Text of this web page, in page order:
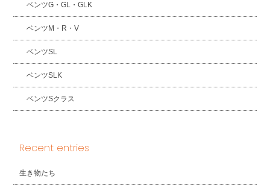
ベンツG・GL・GLK
ベンツM・R・V
ベンツSL
ベンツSLK
ベンツSクラス
Recent entries
生き物たち